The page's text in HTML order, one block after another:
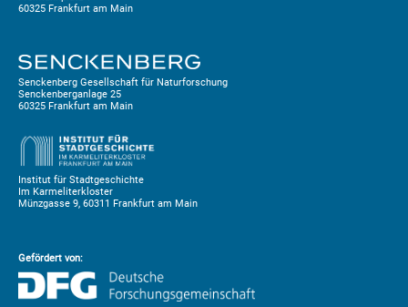
60325 Frankfurt am Main
Senckenberg Gesellschaft für Naturforschung
Senckenberganlage 25
60325 Frankfurt am Main
Institut für Stadtgeschichte
Im Karmeliterkloster
Münzgasse 9, 60311 Frankfurt am Main
Gefördert von: